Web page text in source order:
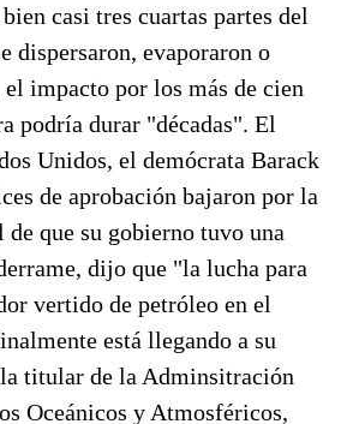
casi tres cuartas partes del
dispersaron, evaporaron o
impacto por los más de cien
podría durar "décadas". El
Unidos, el demócrata Barack
de aprobación bajaron por la
de que su gobierno tuvo una
dijo que "la lucha para
vertido de petróleo en el
está llegando a su
titular de la Adminsitración
Oceánicos y Atmosféricos,